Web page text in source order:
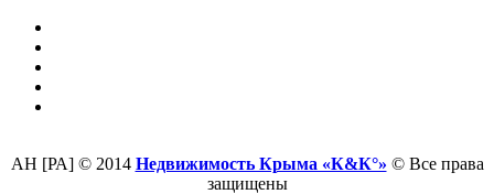
АН [РА] © 2014 Недвижимость Крыма «К&К°» © Все права
защищены